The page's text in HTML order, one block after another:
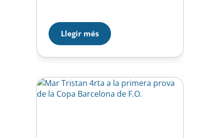
Llegir més